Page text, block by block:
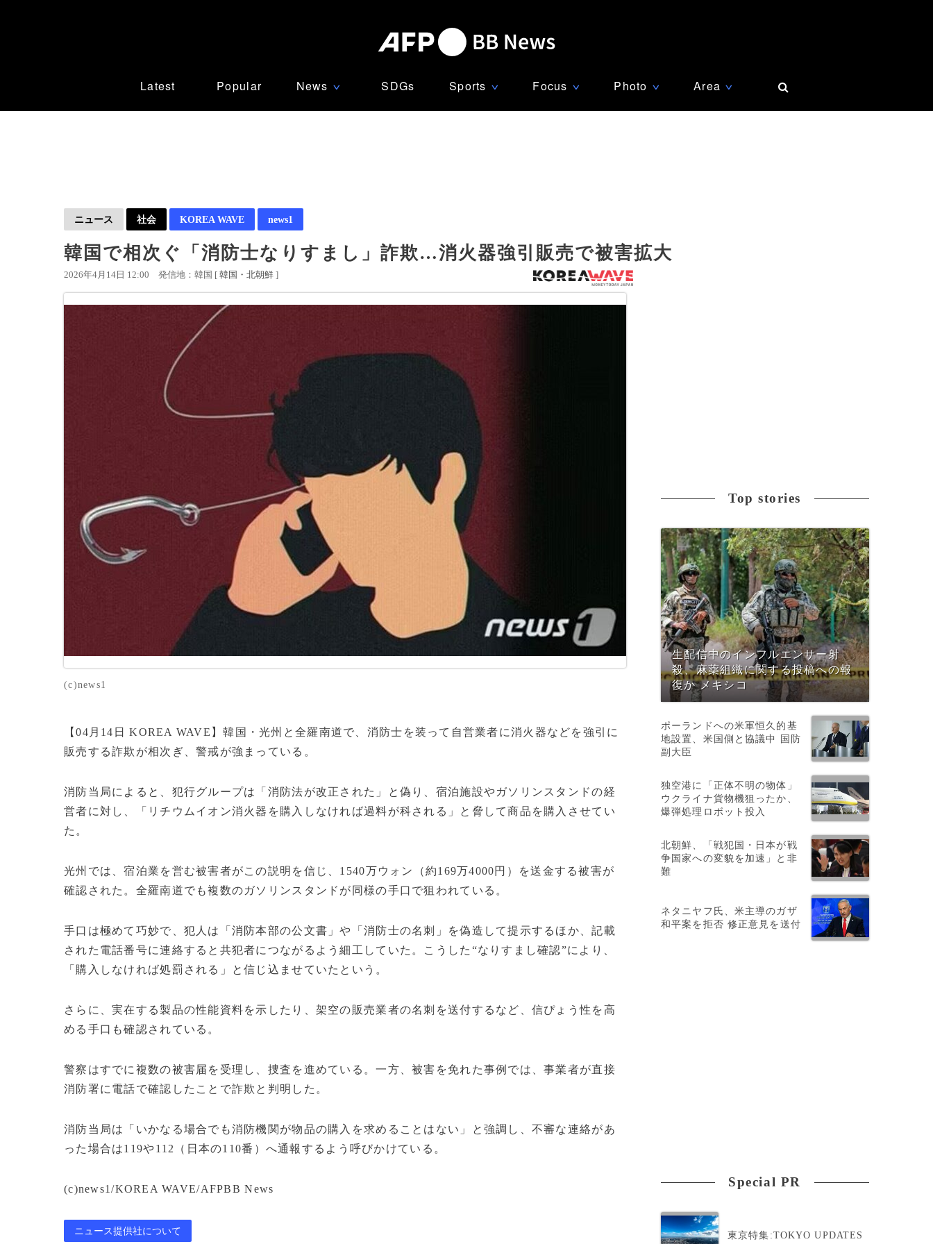
Latest Popular News ∨ SDGs Sports ∨ Focus ∨ Photo ∨ Area ∨
ニュース 社会 KOREA WAVE news1
韓国で相次ぐ「消防士なりすまし」詐欺…消火器強引販売で被害拡大
2026年4月14日 12:00 発信地：韓国 [ 韓国・北朝鮮 ]
(c)news1
【04月14日 KOREA WAVE】韓国・光州と全羅南道で、消防士を装って自営業者に消火器などを強引に
販売する詐欺が相次ぎ、警戒が強まっている。
消防当局によると、犯行グループは「消防法が改正された」と偽り、宿泊施設やガソリンスタンドの経
営者に対し、「リチウムイオン消火器を購入しなければ過料が科される」と脅して商品を購入させてい
た。
光州では、宿泊業を営む被害者がこの説明を信じ、1540万ウォン（約169万4000円）を送金する被害が
確認された。全羅南道でも複数のガソリンスタンドが同様の手口で狙われている。
手口は極めて巧妙で、犯人は「消防本部の公文書」や「消防士の名刺」を偽造して提示するほか、記載
された電話番号に連絡すると共犯者につながるよう細工していた。こうした“なりすまし確認”により、
「購入しなければ処罰される」と信じ込ませていたという。
さらに、実在する製品の性能資料を示したり、架空の販売業者の名刺を送付するなど、信ぴょう性を高
める手口も確認されている。
警察はすでに複数の被害届を受理し、捜査を進めている。一方、被害を免れた事例では、事業者が直接
消防署に電話で確認したことで詐欺と判明した。
消防当局は「いかなる場合でも消防機関が物品の購入を求めることはない」と強調し、不審な連絡があ
った場合は119や112（日本の110番）へ通報するよう呼びかけている。
(c)news1/KOREA WAVE/AFPBB News
ニュース提供社について
Top stories
生配信中のインフルエンサー射
殺、麻薬組織に関する投稿への報
復か メキシコ
ポーランドへの米軍恒久的基
地設置、米国側と協議中 国防
副大臣
独空港に「正体不明の物体」
ウクライナ貨物機狙ったか、
爆弾処理ロボット投入
北朝鮮、「戦犯国・日本が戦
争国家への変貌を加速」と非
難
ネタニヤフ氏、米主導のガザ
和平案を拒否 修正意見を送付
Special PR
東京特集:TOKYO UPDATES